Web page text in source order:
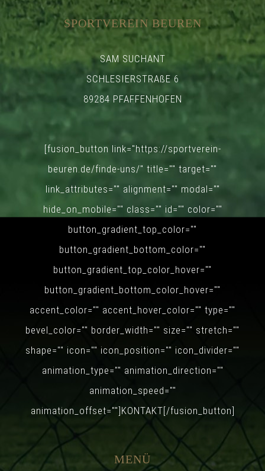
SPORTVEREIN BEUREN
SAM SUCHANT
SCHLESIERSTRAßE 6
89284 PFAFFENHOFEN
[fusion_button link="https://sportverein-
beuren.de/finde-uns/" title="" target=""
link_attributes="" alignment="" modal=""
hide_on_mobile="" class="" id="" color=""
button_gradient_top_color=""
button_gradient_bottom_color=""
button_gradient_top_color_hover=""
button_gradient_bottom_color_hover=""
accent_color="" accent_hover_color="" type=""
bevel_color="" border_width="" size="" stretch=""
shape="" icon="" icon_position="" icon_divider=""
animation_type="" animation_direction=""
animation_speed=""
animation_offset=""]KONTAKT[/fusion_button]
MENÜ